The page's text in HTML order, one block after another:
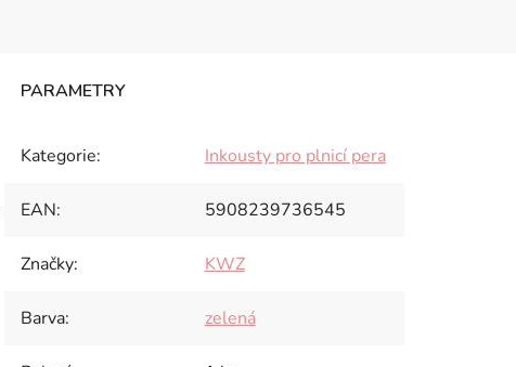
Kategorie: Inkousty pro plnicí pera
EAN: 5908239736545
Značky: KWZ
Barva: zelená